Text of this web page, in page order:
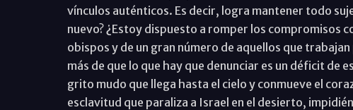
vínculos auténticos. Es decir, logra mantener todo
nuevo? ¿Estoy dispuesto a romper los compromisos
obispos y de un gran número de aquellos que
más de que lo que hay que denunciar es un déficit de
grito mudo que llega hasta el cielo y conmueve el
esclavitud que paraliza a Israel en el desierto,